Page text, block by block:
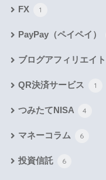
FX 1
PayPay（ペイペイ）
ブログアフィリエイト
QR決済サービス 1
つみたてNISA 4
マネーコラム 6
投資信託 6